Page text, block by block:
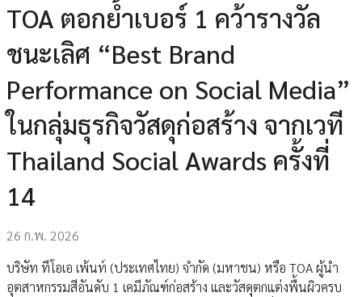
TOA ตอกย้ำเบอร์ 1 คว้ารางวัล
ชนะเลิศ “Best Brand
Performance on Social Media”
ในกลุ่มธุรกิจวัสดุก่อสร้าง จากเวที
Thailand Social Awards ครั้งที่
14
26 ก.พ. 2026
บริษัท ทีโอเอ เพ้นท์ (ประเทศไทย) จำกัด (มหาชน) หรือ TOA ผู้นำ
อุตสาหกรรมสีอันดับ 1 เคมีภัณฑ์ก่อสร้าง และวัสดุตกแต่งพื้นผิวครบ